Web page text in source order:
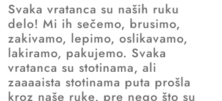
Svaka vratanca su naših ruku
delo! Mi ih sečemo, brusimo,
zakivamo, lepimo, oslikavamo,
lakiramo, pakujemo. Svaka
vratanca su stotinama, ali
zaaaaista stotinama puta prošla
kroz naše ruke, pre nego što su